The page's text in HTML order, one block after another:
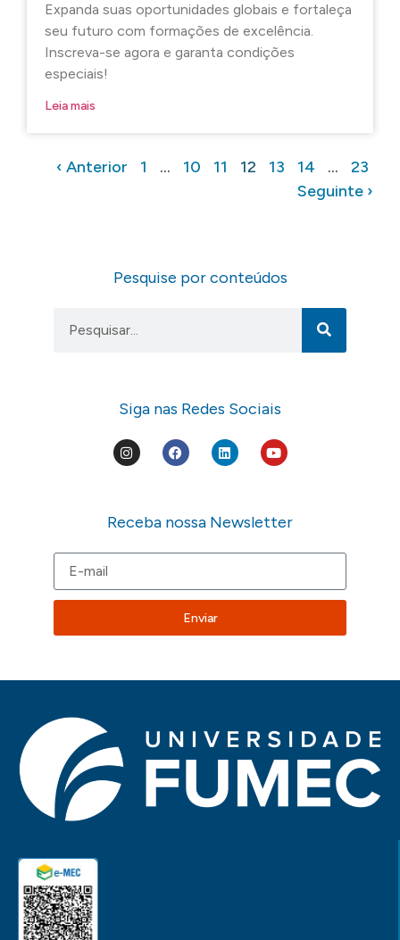
Expanda suas oportunidades globais e fortaleça
seu futuro com formações de excelência.
Inscreva-se agora e garanta condições
especiais!
Leia mais
‹ Anterior 1 … 10 11 12 13 14 …
23
Seguinte ›
Pesquise por conteúdos
Siga nas Redes Sociais
Receba nossa Newsletter
Enviar